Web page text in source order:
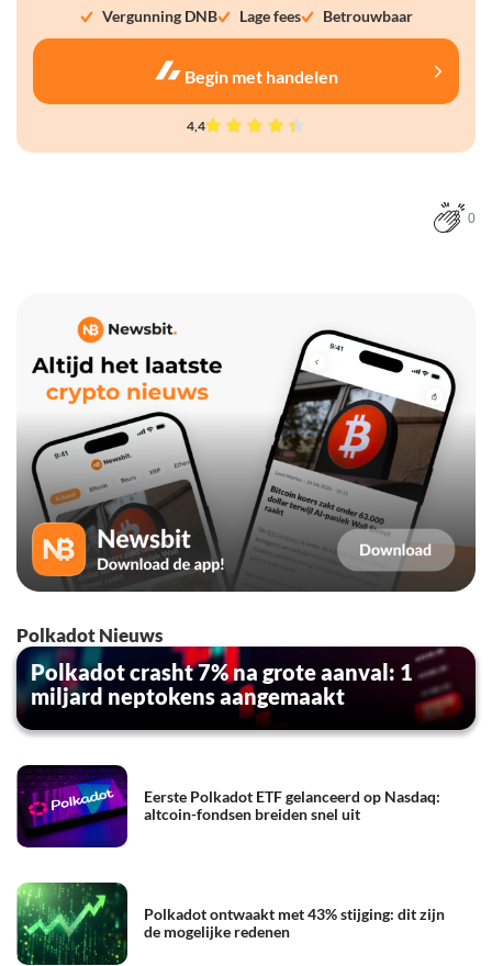
Begin met handelen
4,4
Vergunning DNB Lage fees Betrouwbaar
0
Polkadot Nieuws
Polkadot crasht 7% na grote aanval: 1
miljard neptokens aangemaakt
Eerste Polkadot ETF gelanceerd op Nasdaq:
altcoin-fondsen breiden snel uit
Polkadot ontwaakt met 43% stijging: dit zijn
de mogelijke redenen